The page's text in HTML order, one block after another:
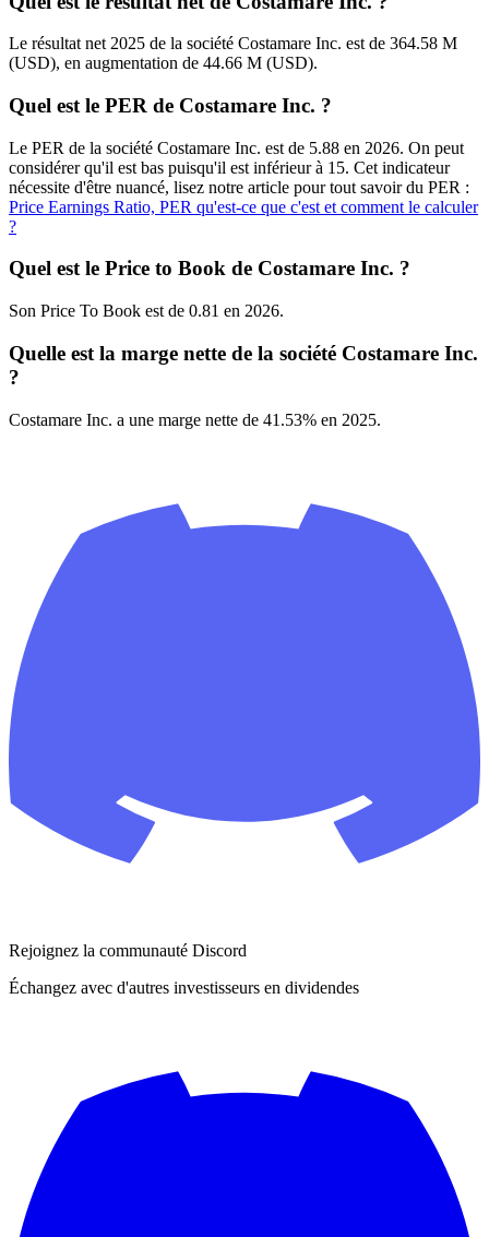
Le résultat net 2025 de la société Costamare Inc. est de 364.58 M
(USD), en augmentation de 44.66 M (USD).
Quel est le PER de Costamare Inc. ?
Le PER de la société Costamare Inc. est de 5.88 en 2026. On peut
considérer qu'il est bas puisqu'il est inférieur à 15. Cet indicateur
nécessite d'être nuancé, lisez notre article pour tout savoir du PER :
Price Earnings Ratio, PER qu'est-ce que c'est et comment le calculer
?
Quel est le Price to Book de Costamare Inc. ?
Son Price To Book est de 0.81 en 2026.
Quelle est la marge nette de la société Costamare Inc.
?
Costamare Inc. a une marge nette de 41.53% en 2025.
Rejoignez la communauté Discord
Échangez avec d'autres investisseurs en dividendes